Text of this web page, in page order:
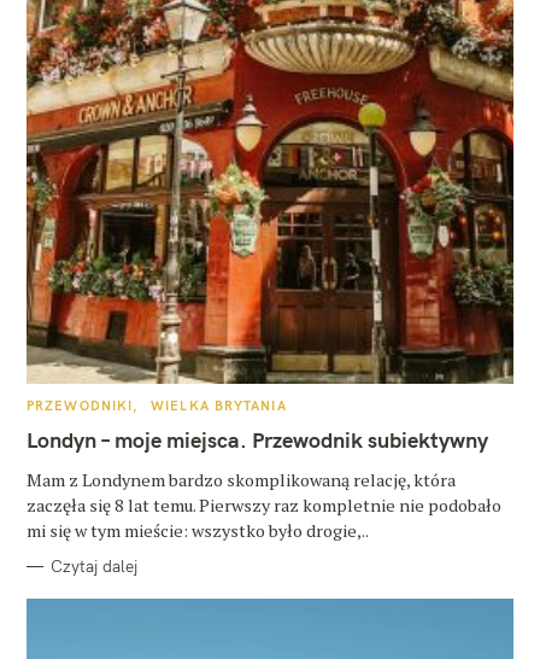
K
T
E
O
R
I
PRZEWODNIKI WIELKA BRYTANIA
Londyn – moje miejsca. Przewodnik subiektywny
Mam z Londynem bardzo skomplikowaną relację, która
zaczęła się 8 lat temu. Pierwszy raz kompletnie nie podobało
mi się w tym mieście: wszystko było drogie,..
Czytaj dalej